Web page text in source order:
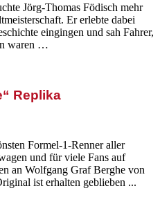
Jörg-Thomas Födisch mehr
Er erlebte dabei
eingingen und sah Fahrer,
waren …
Replika
Formel-1-Renner aller
und für viele Fans auf
an Wolfgang Graf Berghe von
ist erhalten geblieben ...